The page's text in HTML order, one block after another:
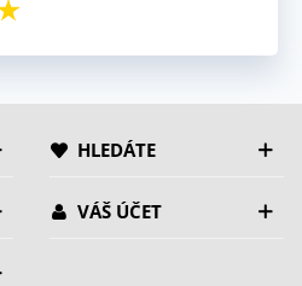
HLEDÁTE
VÁŠ ÚČET